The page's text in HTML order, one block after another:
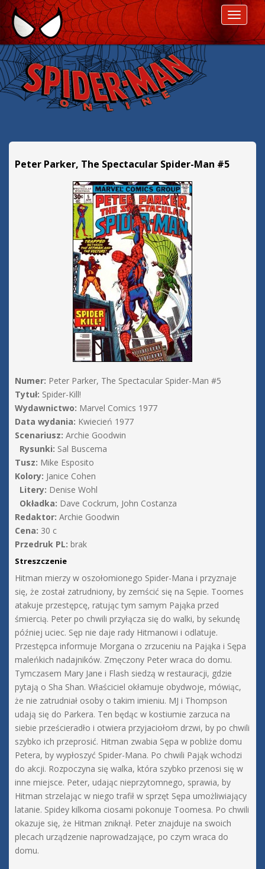
P
e
s
k
o
Peter Parker, The Spectacular Spider-Man #5
Numer: Peter Parker, The Spectacular Spider-Man #5
Tytuł: Spider-Kill!
Wydawnictwo: Marvel Comics 1977
Data wydania: Kwiecień 1977
Scenariusz: Archie Goodwin
Rysunki: Sal Buscema
Tusz: Mike Esposito
Kolory: Janice Cohen
Litery: Denise Wohl
Okładka: Dave Cockrum, John Costanza
Redaktor: Archie Goodwin
Cena: 30 c
Przedruk PL: brak
Streszczenie
Hitman mierzy w oszołomionego Spider-Mana i przyznaje
się, że został zatrudniony, by zemścić się na Sępie. Toomes
atakuje przestępcę, ratując tym samym Pająka przed
śmiercią. Peter po chwili przyłącza się do walki, by sekundę
później uciec. Sęp nie daje rady Hitmanowi i odlatuje.
Przestępca informuje Morgana o zrzuceniu na Pająka i Sępa
maleńkich nadajników. Zmęczony Peter wraca do domu.
Tymczasem Mary Jane i Flash siedzą w restauracji, gdzie
pytają o Sha Shan. Właściciel okłamuje obydwoje, mówiąc,
że nie zatrudniał osoby o takim imieniu. MJ i Thompson
udają się do Parkera. Ten będąc w kostiumie zarzuca na
siebie prześcieradło i otwiera przyjaciołom drzwi, by po chwili
szybko ich przeprosić. Hitman zwabia Sępa w pobliże domu
Petera, by wypłoszyć Spider-Mana. Po chwili Pająk wchodzi
do akcji. Rozpoczyna się walka, która szybko przenosi się w
inne miejsce. Peter, udając nieprzytomnego, sprawia, by
Hitman strzelając w niego trafił w sprzęt Sępa umożliwiający
latanie. Spidey kilkoma ciosami pokonuje Toomesa. Po chwili
okazuje się, że Hitman zniknął. Peter znajduje na swoich
plecach urządzenie naprowadzające, po czym wraca do
domu.